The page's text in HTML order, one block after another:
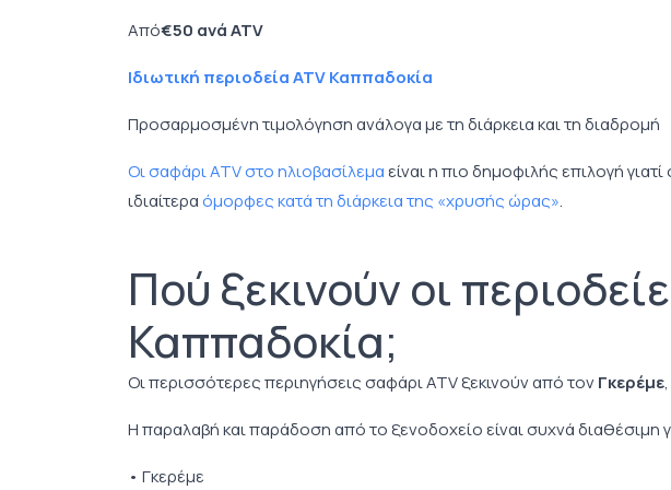
Από€50 ανά ATV
Ιδιωτική περιοδεία ATV Καππαδοκία
Προσαρμοσμένη τιμολόγηση ανάλογα με τη διάρκεια και τη διαδρομή
Οι σαφάρι ATV στο ηλιοβασίλεμαείναι η πιο δημοφιλής επιλογή
ιδιαίτερα όμορφες κατά τη διάρκεια της «χρυσής ώρας».
Πού ξεκινούν οι
Καππαδοκία;
Οι περισσότερες περιηγήσεις σαφάρι ATV ξεκινούν από τονΓκερέμε
Η παραλαβή και παράδοση από το ξενοδοχείο είναι συχνά διαθέσιμη
• Γκερέμε